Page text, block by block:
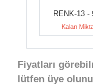
RENK-13 -
Kalan
Fiyatları
lütfen üye